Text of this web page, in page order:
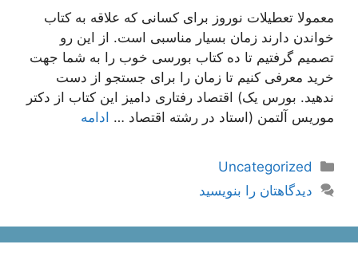
معمولا تعطیلات نوروز برای کسانی که علاقه به کتاب
خواندن دارند زمان بسیار مناسبی است. از این رو
تصمیم گرفتیم تا ده کتاب بورسی خوب را به شما جهت
خرید معرفی کنیم تا زمان را برای جستجو از دست
ندهید. بورس یک) اقتصاد رفتاری دامیز این کتاب از دکتر
موریس آلتمن (استاد در رشته اقتصاد … ادامه
دسته‌ها
Uncategorized
دیدگاهتان را بنویسید